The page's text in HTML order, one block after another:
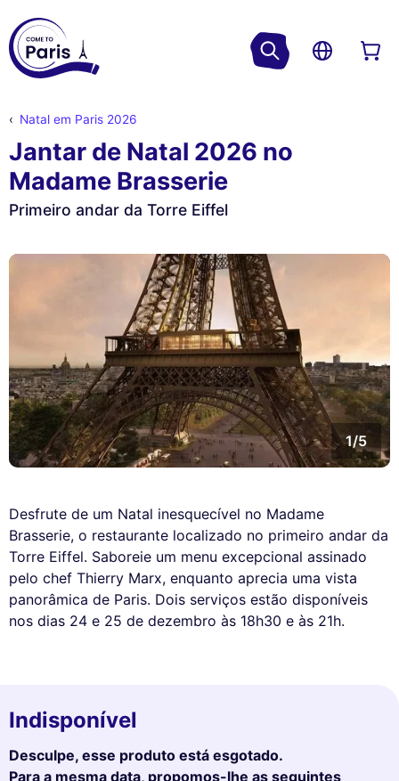
Natal em Paris 2026
Jantar de Natal 2026 no
Madame Brasserie
Primeiro andar da Torre Eiffel
1/5
Desfrute de um Natal inesquecível no Madame
Brasserie, o restaurante localizado no primeiro andar da
Torre Eiffel. Saboreie um menu excepcional assinado
pelo chef Thierry Marx, enquanto aprecia uma vista
panorâmica de Paris. Dois serviços estão disponíveis
nos dias 24 e 25 de dezembro às 18h30 e às 21h.
Indisponível
Desculpe, esse produto está esgotado.
Para a mesma data, propomos-lhe as seguintes